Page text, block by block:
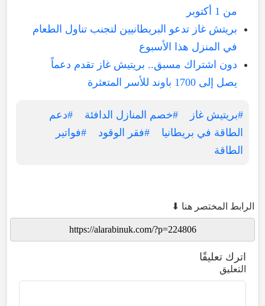
من 1 أكتوبر
بريتش غاز تدعو البريطانيين لتجنب تناول الطعام
في المنزل هذا الأسبوع
دون اشتراك مسبق.. بريتيش غاز تقدم دعماً
يصل إلى 1700 باوند للأسر المتعثرة
#بريتيش غاز #خصم المنازل الدافئة
#دعم
الطاقة في بريطانيا
#فقر الوقود
#فواتير
الطاقة
الرابط المختصر هنا ⬇
اترك تعليقًا
التعليق